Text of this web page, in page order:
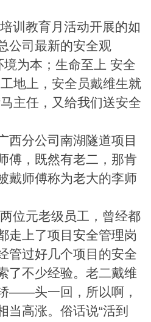
训教育月活动开展的如
公司最新的安全观
为本；生命至上 安全
地上，安全员戴维生就
主任，又给我们送安全
西分公司南湖隧道项目
傅，既然有老二，那肯
戴师傅称为老大的李师
位元老级员工，曾经都
走上了项目安全管理岗
管过好几个项目的安全
了不少经验。老二戴维
——头一回，所以啊，
当高涨。俗话说“活到